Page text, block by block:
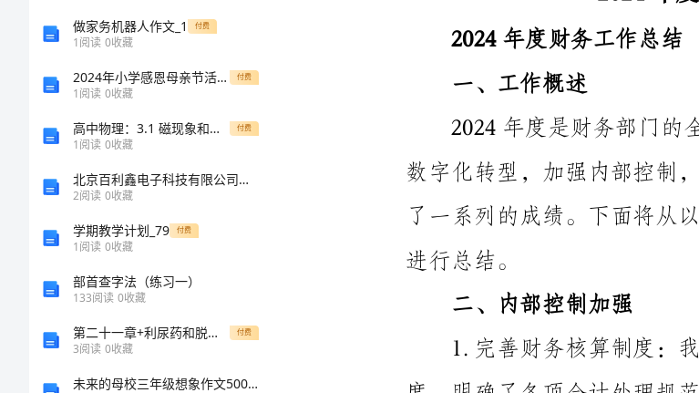
2024
做家务机器人作文_1 付费
1阅读 0收藏
2024年小学感恩母亲节活动策划方案 付费
1阅读 0收藏
高中物理：3.1 磁现象和磁场 教案（2）（新人教版选修3-1） 付费
1阅读 0收藏
北京百利鑫电子科技有限公司介绍企业发展分析报告
2阅读 0收藏
学期教学计划_79 付费
1阅读 0收藏
部首查字法（练习一）
133阅读 0收藏
第二十一章+利尿药和脱水药 付费
3阅读 0收藏
未来的母校三年级想象作文500字
进行总结。
保了财务数据的准确性和及时性。